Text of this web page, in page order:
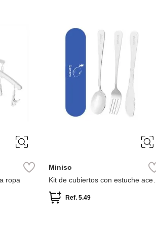
ropa
Miniso
Kit de cubiertos con estuche acero
Ref.5.49